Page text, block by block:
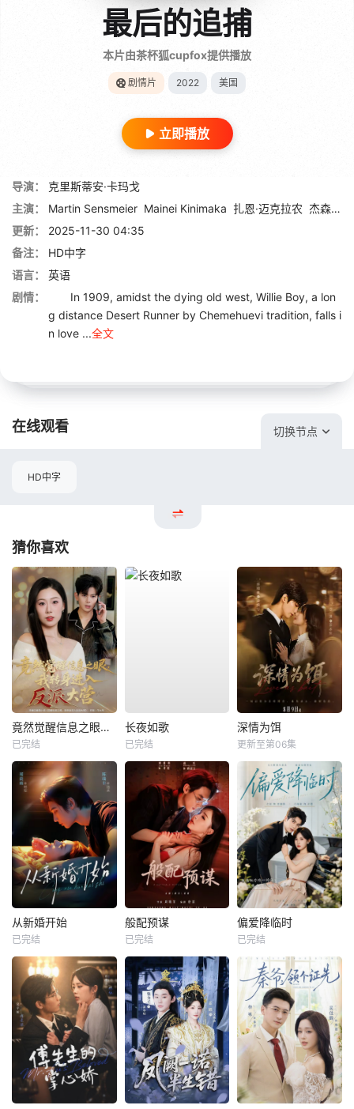
最后的追捕
本片由茶杯狐cupfox提供播放
剧情片 2022 美国
立即播放
导演：
克里斯蒂安·卡玛戈
主演：
Martin Sensmeier Mainei Kinimaka 扎恩·迈克拉农 杰森·莫玛
更新：
2025-11-30 04:35
备注：
HD中字
语言：
英语
剧情：
In 1909, amidst the dying old west, Willie Boy, a lon
g distance Desert Runner by Chemehuevi tradition, falls i
n love ...全文
在线观看 切换节点
HD中字
猜你喜欢
竟然觉醒信息之眼，我转身进入反派大营
已完结
长夜如歌
已完结
深情为饵
更新至第06集
从新婚开始
已完结
般配预谋
已完结
偏爱降临时
已完结